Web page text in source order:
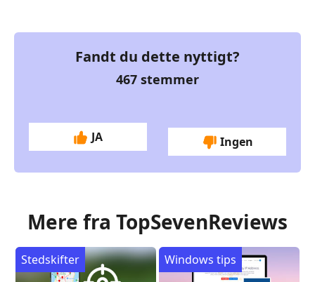
Fandt du dette nyttigt?
467 stemmer
JA Ingen
Mere fra TopSevenReviews
Stedskifter Windows tips